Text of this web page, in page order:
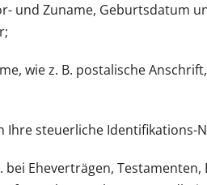
und Zuname, Geburtsdatum
wie z. B. postalische
Ihre steuerliche Identifikations-
bei Eheverträgen,